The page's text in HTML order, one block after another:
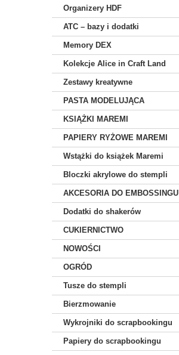
Organizery HDF
ATC – bazy i dodatki
Memory DEX
Kolekcje Alice in Craft Land
Zestawy kreatywne
PASTA MODELUJĄCA
KSIĄŻKI MAREMI
PAPIERY RYŻOWE MAREMI
Wstążki do książek Maremi
Bloczki akrylowe do stempli
AKCESORIA DO EMBOSSINGU
Dodatki do shakerów
CUKIERNICTWO
NOWOŚCI
OGRÓD
Tusze do stempli
Bierzmowanie
Wykrojniki do scrapbookingu
Papiery do scrapbookingu